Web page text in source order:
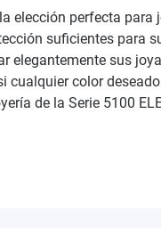
elección perfecta
suficientes
sus
cualquier color
de la Serie 5100